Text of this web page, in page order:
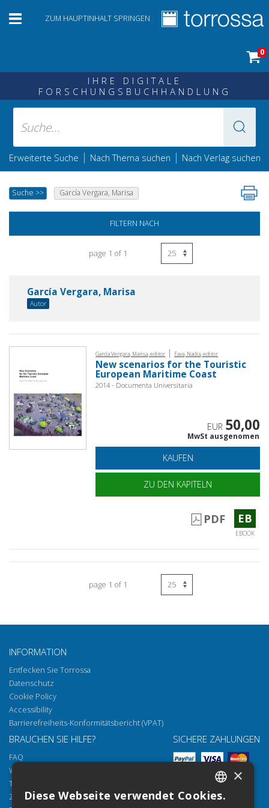
ZUM HAUPTINHALT SPRINGEN
0
IHRE DIGITALE
FORSCHUNGSBUCHHANDLUNG
Erweiterte Suche | Nach Thema suchen | Nach Verlag suchen
Suche >> García Vergara, Marisa
FILTERN NACH
page 1 of 1
García Vergara, Marisa
Autor
García Vergara, Marisa, editor | Fava, Nadía, editor
New scenarios for the Touristic
European Maritime Coast
2014 - Documenta Universitaria
EUR 50,00
MwSt ausgenomen
KAUFEN
ZU DEN KAPITELN
PDF EB
EBOOK
page 1 of 1
INFORMATION
Entfecken Sie Torrossa
Datenschutz
Cookie Policy
Accessibility
Barrierefreiheits-Konformitätsbericht (VPAT)
BRAUCHEN SIE HILFE?
FAQ
Wie öffnen Sie unsere Dokumente
Torrossa Reader
Zugriffsmöglichkeiten
SICHERE ZAHLUNGEN
ITALIAN
×
Diese Webseite verwendet Cookies.